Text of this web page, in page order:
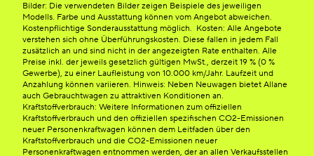
Bilder: Die verwendeten Bilder zeigen Beispiele des jeweiligen
Modells. Farbe und Ausstattung können vom Angebot abweichen.
Kostenpflichtige Sonderausstattung möglich. Kosten: Alle Angebote
verstehen sich ohne Überführungskosten. Diese fallen in jedem Fall
zusätzlich an und sind nicht in der angezeigten Rate enthalten. Alle
Preise inkl. der jeweils gesetzlich gültigen MwSt., derzeit 19 % (0 %
Gewerbe), zu einer Laufleistung von 10.000 km/Jahr. Laufzeit und
Anzahlung können variieren. Hinweis: Neben Neuwagen bietet Allane
auch Gebrauchtwagen zu attraktiven Konditionen an.
Kraftstoffverbrauch: Weitere Informationen zum offiziellen
Kraftstoffverbrauch und den offiziellen spezifischen CO2-Emissionen
neuer Personenkraftwagen können dem Leitfaden über den
Kraftstoffverbrauch und die CO2-Emissionen neuer
Personenkraftwagen entnommen werden, der an allen Verkaufsstellen